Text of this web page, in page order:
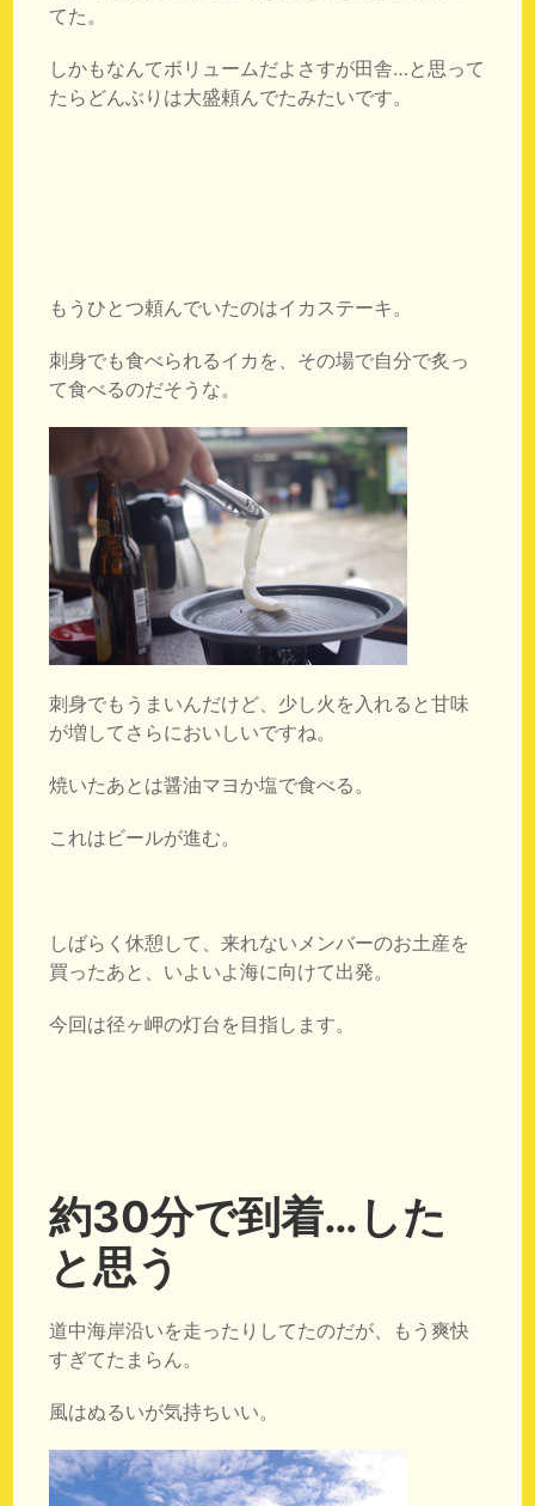
てた。
しかもなんてボリュームだよさすが田舎…と思って
たらどんぶりは大盛頼んでたみたいです。
もうひとつ頼んでいたのはイカステーキ。
刺身でも食べられるイカを、その場で自分で炙っ
て食べるのだそうな。
刺身でもうまいんだけど、少し火を入れると甘味
が増してさらにおいしいですね。
焼いたあとは醤油マヨか塩で食べる。
これはビールが進む。
しばらく休憩して、来れないメンバーのお土産を
買ったあと、いよいよ海に向けて出発。
今回は径ヶ岬の灯台を目指します。
約30分で到着…した
と思う
道中海岸沿いを走ったりしてたのだが、もう爽快
すぎてたまらん。
風はぬるいが気持ちいい。